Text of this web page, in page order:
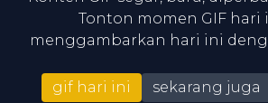
Tonton momen GIF hari
menggambarkan hari ini
gif hari ini sekarang juga